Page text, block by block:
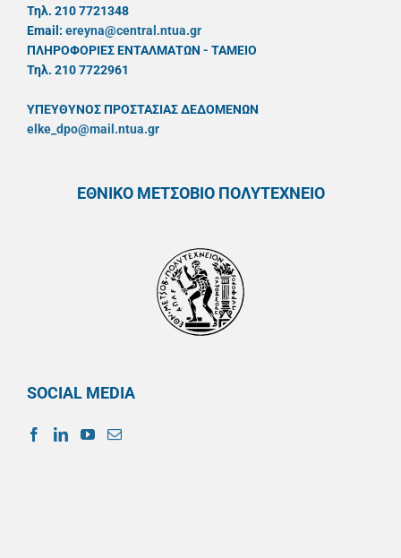
Τηλ. 210 7721348
Email: ereyna@central.ntua.gr
ΠΛΗΡΟΦΟΡΙΕΣ ΕΝΤΑΛΜΑΤΩΝ - ΤΑΜΕΙΟ
Τηλ. 210 7722961
ΥΠΕΥΘYΝΟΣ ΠΡΟΣΤΑΣΙΑΣ ΔΕΔΟΜΕΝΩΝ
elke_dpo@mail.ntua.gr
ΕΘΝΙΚΟ ΜΕΤΣΟΒΙΟ ΠΟΛΥΤΕΧΝΕΙΟ
SOCIAL MEDIA